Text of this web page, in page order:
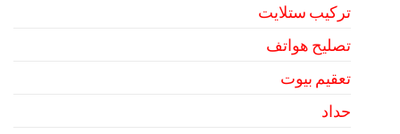
تركيب ستلايت
تصليح هواتف
تعقيم بيوت
حداد